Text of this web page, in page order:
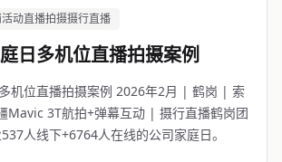
动直播拍摄摄行直播
日多机位直播拍摄案例
机位直播拍摄案例 2026年2月 | 鹤岗 | 索
Mavic 3T航拍+弹幕互动 | 摄行直播鹤岗团
人线下+6764人在线的公司家庭日。